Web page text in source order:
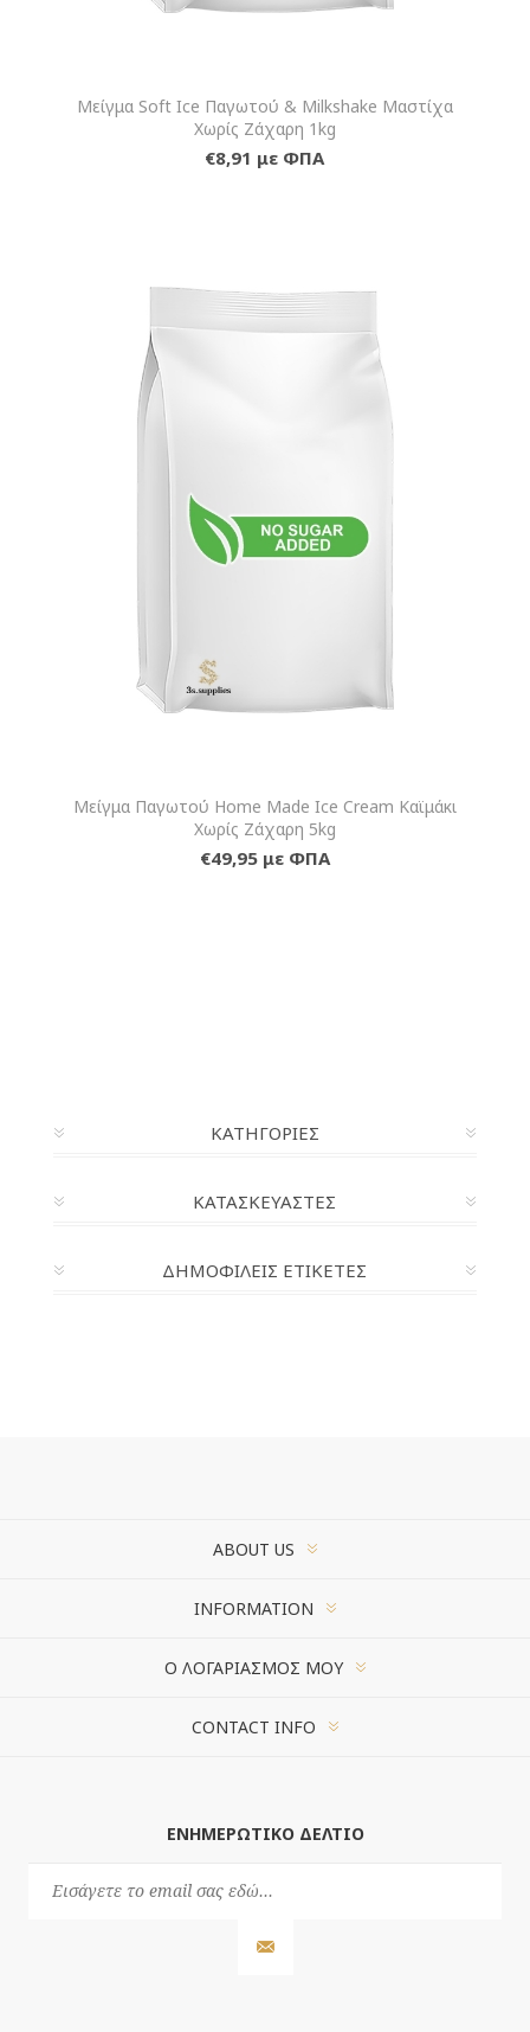
Μείγμα Soft Ice Παγωτού & Milkshake Μαστίχα
Χωρίς Ζάχαρη 1kg
€8,91 με ΦΠΑ
Μείγμα Παγωτού Home Made Ice Cream Καϊμάκι
Χωρίς Ζάχαρη 5kg
€49,95 με ΦΠΑ
ΚΑΤΗΓΟΡΊΕΣ
ΚΑΤΑΣΚΕΥΑΣΤΈΣ
ΔΗΜΟΦΙΛΕΙΣ ΕΤΙΚΕΤΕΣ
ABOUT US
INFORMATION
Ο ΛΟΓΑΡΙΑΣΜΌΣ ΜΟΥ
CONTACT INFO
ΕΝΗΜΕΡΩΤΙΚΌ ΔΕΛΤΊΟ